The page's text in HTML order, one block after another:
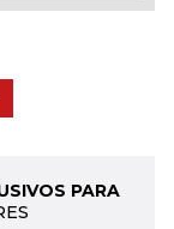
PARA